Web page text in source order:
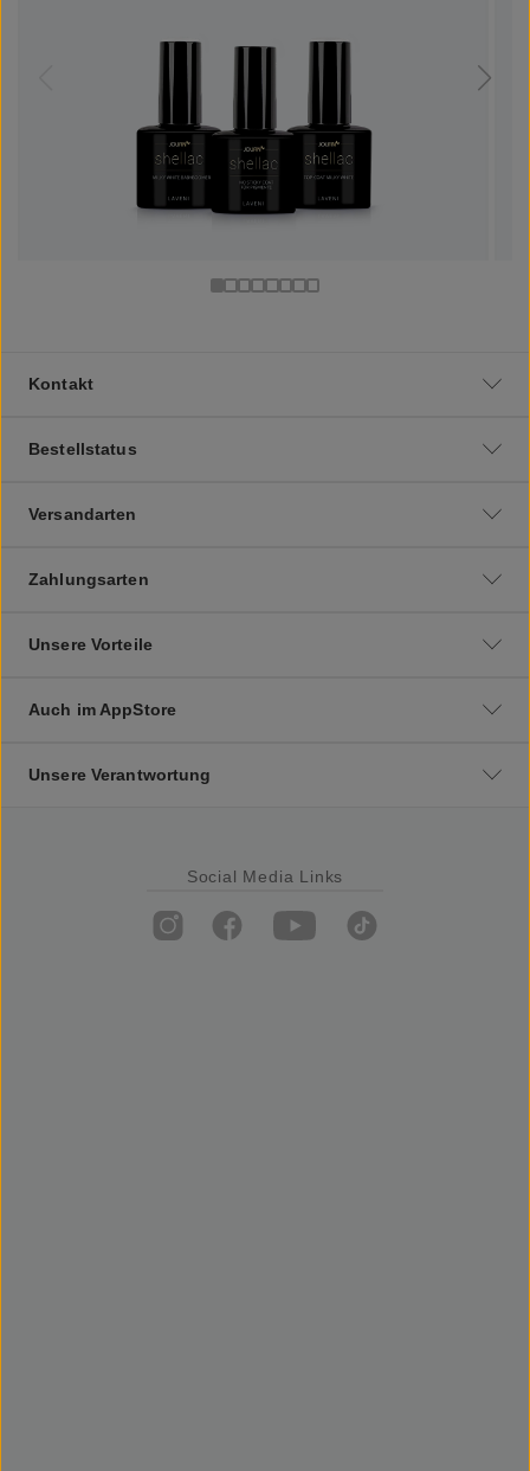
Kontakt
Bestellstatus
Versandarten
Zahlungsarten
Unsere Vorteile
Auch im AppStore
Unsere Verantwortung
Social Media Links